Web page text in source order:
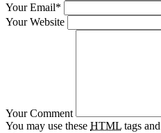
Your Email*
Your Website
Your Comment
You may use these HTML tags